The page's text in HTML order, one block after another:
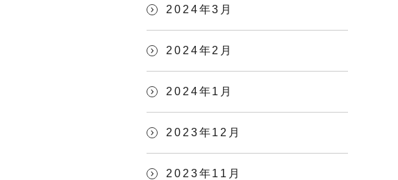
2024年3月
2024年2月
2024年1月
2023年12月
2023年11月